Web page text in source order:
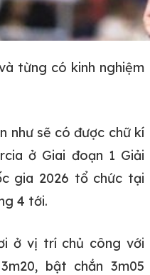
từng có kinh nghiệm
như sẽ có được chữ kí
ở Giai đoạn 1 Giải
gia 2026 tổ chức tại
4 tới.
ở vị trí chủ công với
bật chắn 3m05